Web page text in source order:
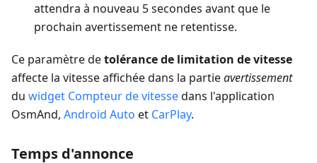
attendra à nouveau 5 secondes avant que le
prochain avertissement ne retentisse.
Ce paramètre detolérance de limitation de vitesse
affecte la vitesse affichée dans la partieavertissement
du widget Compteur de vitessedans l'application
OsmAnd, Android Auto et CarPlay.
Temps d'annonce